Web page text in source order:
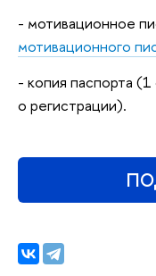
- мотивационное
мотивационного
- копия паспорта
о регистрации).